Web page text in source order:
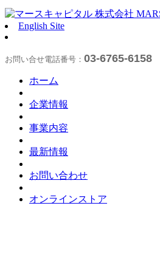
English Site
お問い合せ電話番号： 03-6765-6158
ホーム
企業情報
事業内容
最新情報
お問い合わせ
オンラインストア